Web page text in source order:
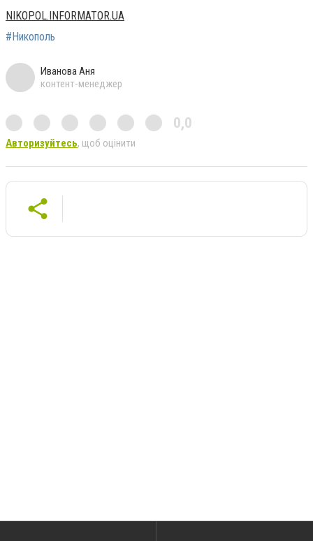
NIKOPOL.INFORMATOR.UA
#Никополь
Иванова Аня
контент-менеджер
0,0
Авторизуйтесь, щоб оцінити